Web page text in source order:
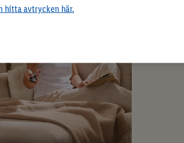
hitta avtrycken här.